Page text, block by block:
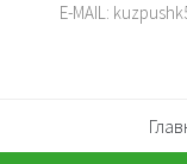
E-MAIL: